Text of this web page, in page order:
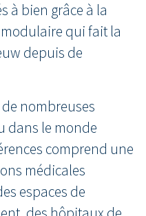
à bien grâce à la
qui fait la
depuis de
nombreuses
dans le monde
comprend une
médicales
espaces de